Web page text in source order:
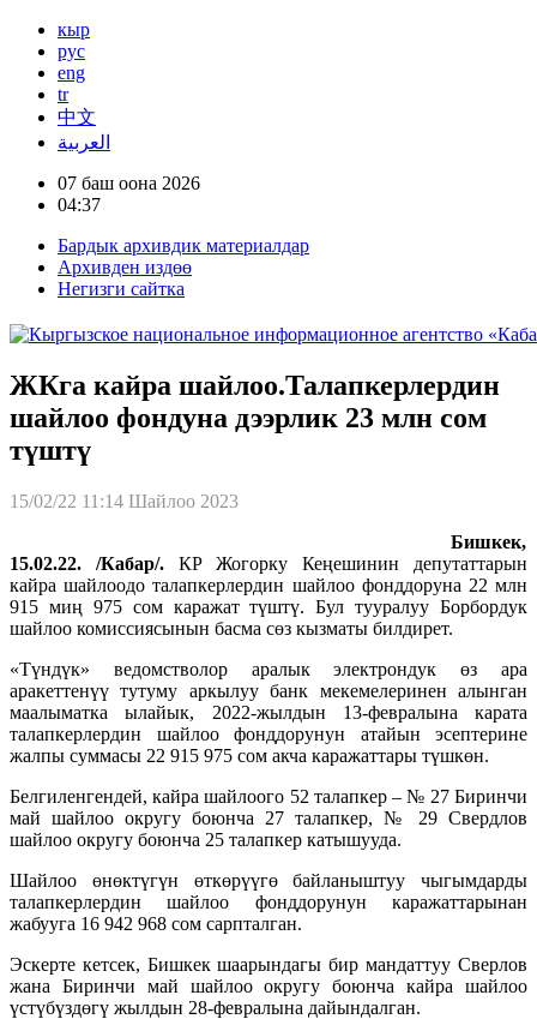
кыр
рус
eng
tr
中文
العربية
07 баш оона 2026
04:37
Бардык архивдик материалдар
Архивден издөө
Негизги сайтка
ЖКга кайра шайлоо.Талапкерлердин
шайлоо фондуна дээрлик 23 млн сом
түштү
15/02/22 11:14 Шайлоо 2023
Бишкек,
15.02.22. /Кабар/. КР Жогорку Кеңешинин депутаттарын
кайра шайлоодо талапкерлердин шайлоо фонддоруна 22 млн
915 миң 975 сом каражат түштү. Бул тууралуу Борбордук
шайлоо комиссиясынын басма сөз кызматы билдирет.
«Түндүк» ведомстволор аралык электрондук өз ара
аракеттенүү тутуму аркылуу банк мекемелеринен алынган
маалыматка ылайык, 2022-жылдын 13-февралына карата
талапкерлердин шайлоо фонддорунун атайын эсептерине
жалпы суммасы 22 915 975 сом акча каражаттары түшкөн.
Белгиленгендей, кайра шайлоого 52 талапкер – № 27 Биринчи
май шайлоо округу боюнча 27 талапкер, № 29 Свердлов
шайлоо округу боюнча 25 талапкер катышууда.
Шайлоо өнөктүгүн өткөрүүгө байланыштуу чыгымдарды
талапкерлердин шайлоо фонддорунун каражаттарынан
жабууга 16 942 968 сом сарпталган.
Эскерте кетсек, Бишкек шаарындагы бир мандаттуу Сверлов
жана Биринчи май шайлоо округу боюнча кайра шайлоо
үстүбүздөгү жылдын 28-февралына дайындалган.